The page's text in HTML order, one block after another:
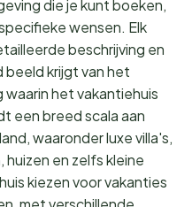
die je kunt boeken,
wensen. Elk
beschrijving en
krijgt van het
het vakantiehuis
een breed scala aan
waaronder luxe villa's,
en zelfs kleine
kiezen voor vakanties